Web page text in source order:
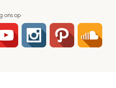
ons op